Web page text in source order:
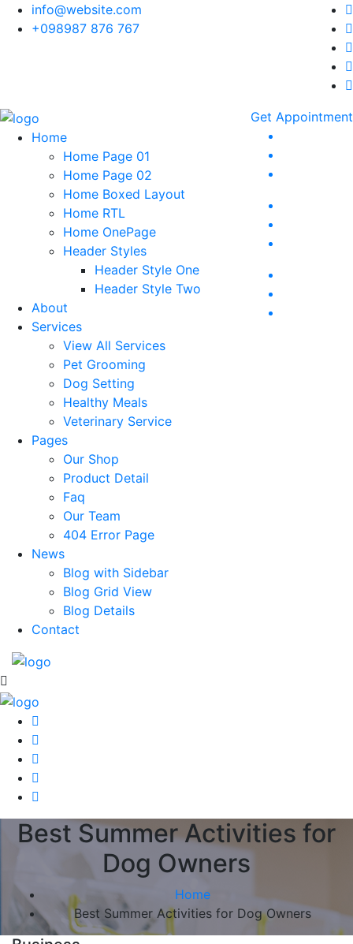
info@website.com
+098987 876 767
Home
Home Page 01
Home Page 02
Home Boxed Layout
Home RTL
Home OnePage
Header Styles
Header Style One
Header Style Two
About
Services
View All Services
Pet Grooming
Dog Setting
Healthy Meals
Veterinary Service
Pages
Our Shop
Product Detail
Faq
Our Team
404 Error Page
News
Blog with Sidebar
Blog Grid View
Blog Details
Contact
Get Appointment
Best Summer Activities for
Dog Owners
Home
Best Summer Activities for Dog Owners